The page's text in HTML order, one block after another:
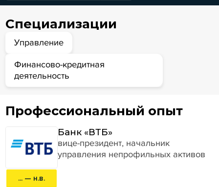
Специализации
Управление
Финансово-кредитная
деятельность
Профессиональный опыт
... — н.в.
Банк «ВТБ»
вице-президент, начальник
управления непрофильных активов